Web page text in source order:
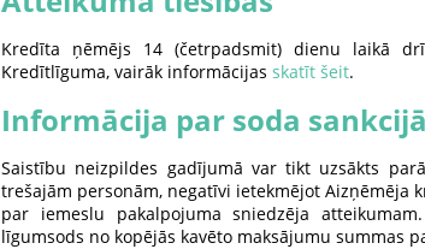
Kredīta ņēmējs 14 (četrpadsmit) dienu laikā
Kredītlīguma, vairāk informācijas skatīt šeit.
Informācija par soda
Saistību neizpildes gadījumā var tikt uzsākts
trešajām personām, negatīvi ietekmējot
par iemeslu pakalpojuma sniedzēja
līgumsods no kopējās kavēto maksājumu summas